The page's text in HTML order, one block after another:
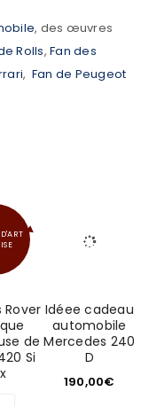
, des œuvres
Rolls, Fan des
, Fan de Peugeot
Rover
de
Si
Idéee cadeau
automobile
Mercedes 240
D
190,00€